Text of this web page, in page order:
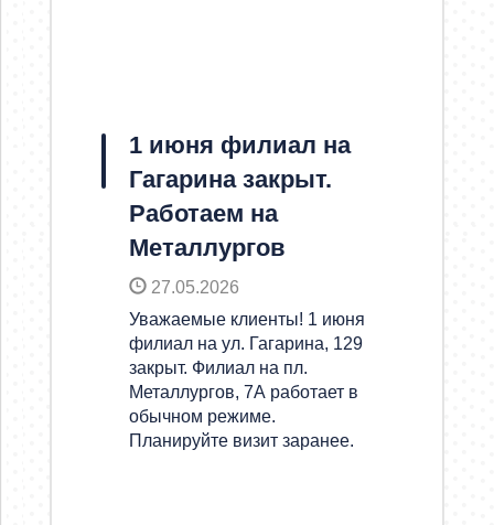
1 июня филиал на
Гагарина закрыт.
Работаем на
Металлургов
27.05.2026
Уважаемые клиенты! 1 июня
филиал на ул. Гагарина, 129
закрыт. Филиал на пл.
Металлургов, 7А работает в
обычном режиме.
Планируйте визит заранее.